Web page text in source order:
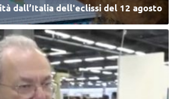
dall’Italia dell'eclissi del 12 agosto